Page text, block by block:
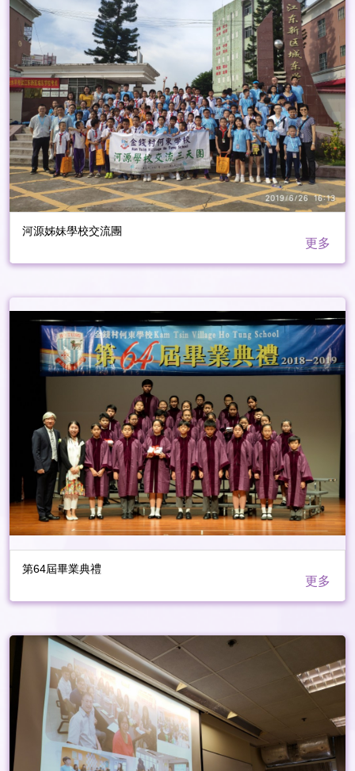
河源姊妹學校交流團
更多
第64屆畢業典禮
更多